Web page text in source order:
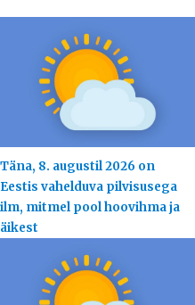
Täna, 8. augustil 2026 on
Eestis vahelduva pilvisusega
ilm, mitmel pool hoovihma ja
äikest